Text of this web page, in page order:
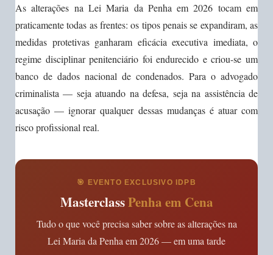
As alterações na Lei Maria da Penha em 2026 tocam em
praticamente todas as frentes: os tipos penais se expandiram, as
medidas protetivas ganharam eficácia executiva imediata, o
regime disciplinar penitenciário foi endurecido e criou-se um
banco de dados nacional de condenados. Para o advogado
criminalista — seja atuando na defesa, seja na assistência de
acusação — ignorar qualquer dessas mudanças é atuar com
risco profissional real.
🎯 EVENTO EXCLUSIVO IDPB
MasterclassPenha em Cena
Tudo o que você precisa saber sobre as alterações na
Lei Maria da Penha em 2026 — em uma tarde